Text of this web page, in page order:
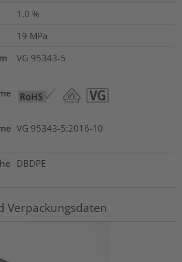
1.0 %
19 MPa
VG 95343-5
VG 95343-5:2016-10
DBDPE
Verpackungsdaten